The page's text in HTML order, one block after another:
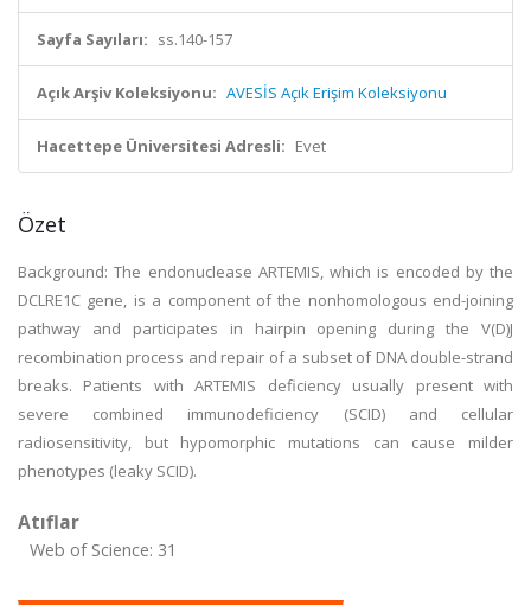
Sayfa Sayıları: ss.140-157
Açık Arşiv Koleksiyonu: AVESİS Açık Erişim Koleksiyonu
Hacettepe Üniversitesi Adresli: Evet
Özet
Background: The endonuclease ARTEMIS, which is encoded by the
DCLRE1C gene, is a component of the nonhomologous end-joining
pathway and participates in hairpin opening during the V(D)J
recombination process and repair of a subset of DNA double-strand
breaks. Patients with ARTEMIS deficiency usually present with
severe combined immunodeficiency (SCID) and cellular
radiosensitivity, but hypomorphic mutations can cause milder
phenotypes (leaky SCID).
Atıflar
Web of Science: 31